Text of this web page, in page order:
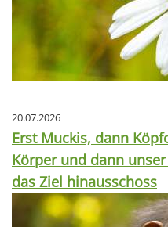
20.07.2026
Erst Muckis, dann
Körper und dann
das Ziel hinausschoss